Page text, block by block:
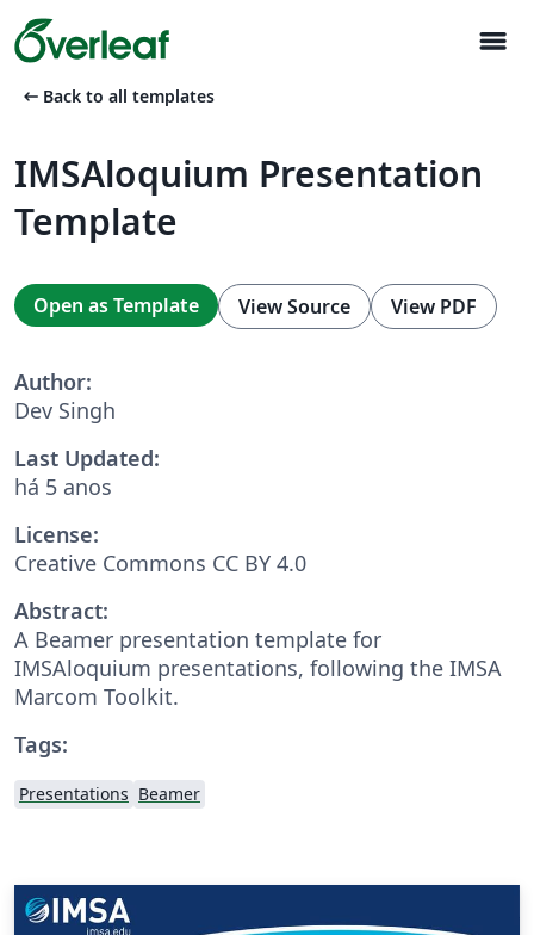
menu
arrow_left_alt Back to all templates
IMSAloquium Presentation
Template
Open as Template View Source View PDF
Author:
Dev Singh
Last Updated:
há 5 anos
License:
Creative Commons CC BY 4.0
Abstract:
A Beamer presentation template for
IMSAloquium presentations, following the IMSA
Marcom Toolkit.
Tags:
Presentations Beamer